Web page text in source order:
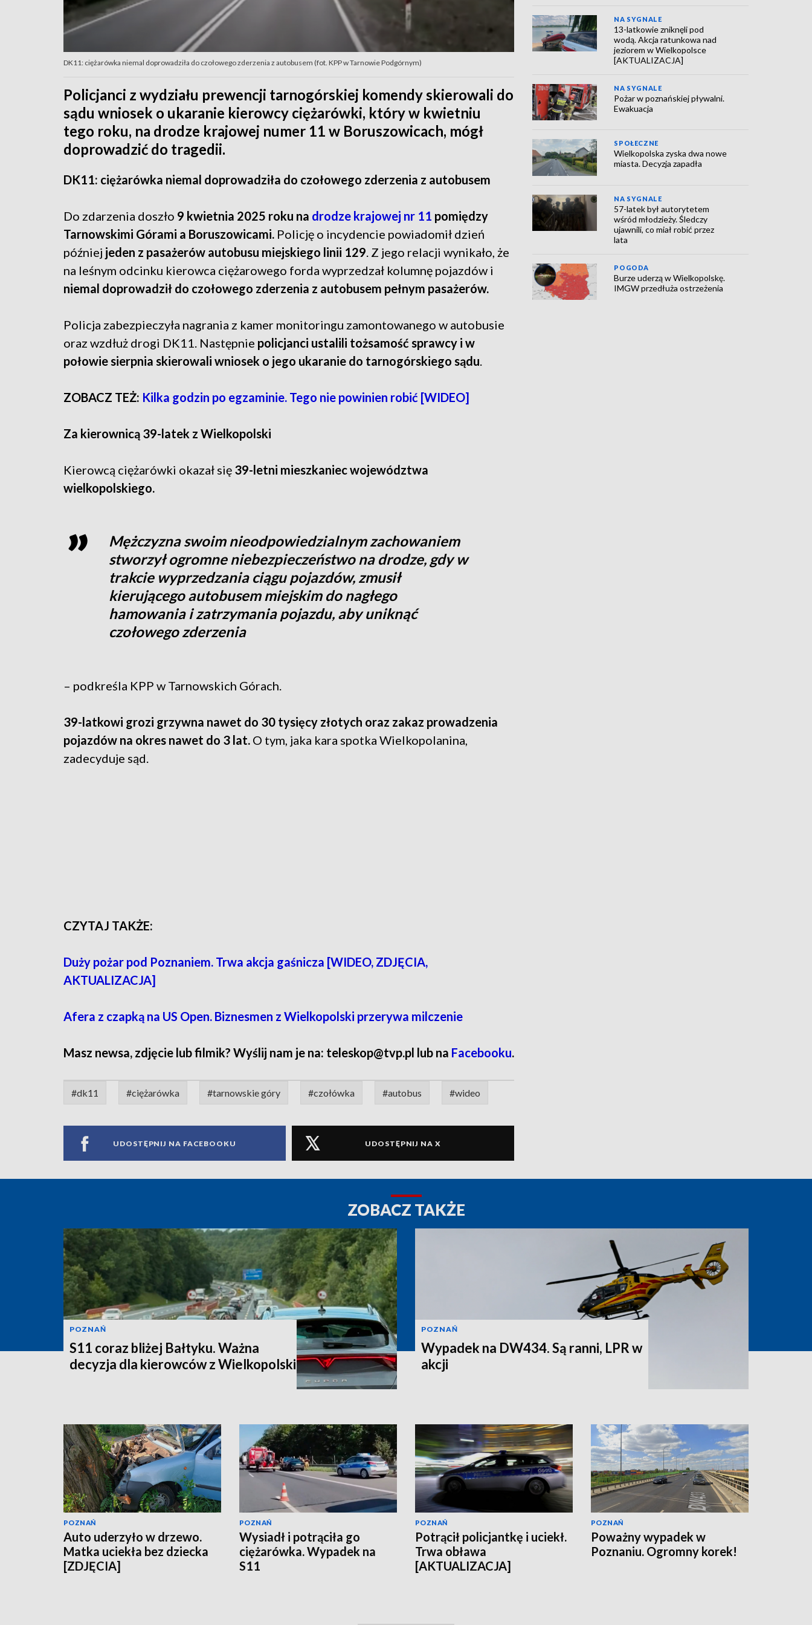
DK11: ciężarówka niemal doprowadziła do czołowego zderzenia z autobusem (fot. KPP w Tarnowie Podgórnym)
Policjanci z wydziału prewencji tarnogórskiej komendy skierowali do
sądu wniosek o ukaranie kierowcy ciężarówki, który w kwietniu
tego roku, na drodze krajowej numer 11 w Boruszowicach, mógł
doprowadzić do tragedii.
DK11: ciężarówka niemal doprowadziła do czołowego zderzenia z autobusem
Do zdarzenia doszło 9 kwietnia 2025 roku na drodze krajowej nr 11 pomiędzy
Tarnowskimi Górami a Boruszowicami. Policję o incydencie powiadomił dzień
później jeden z pasażerów autobusu miejskiego linii 129. Z jego relacji wynikało, że
na leśnym odcinku kierowca ciężarowego forda wyprzedzał kolumnę pojazdów i
niemal doprowadził do czołowego zderzenia z autobusem pełnym pasażerów.
Policja zabezpieczyła nagrania z kamer monitoringu zamontowanego w autobusie
oraz wzdłuż drogi DK11. Następnie policjanci ustalili tożsamość sprawcy i w
połowie sierpnia skierowali wniosek o jego ukaranie do tarnogórskiego sądu.
ZOBACZ TEŻ: Kilka godzin po egzaminie. Tego nie powinien robić [WIDEO]
Za kierownicą 39-latek z Wielkopolski
Kierowcą ciężarówki okazał się 39-letni mieszkaniec województwa
wielkopolskiego.
Mężczyzna swoim nieodpowiedzialnym zachowaniem
stworzył ogromne niebezpieczeństwo na drodze, gdy w
trakcie wyprzedzania ciągu pojazdów, zmusił
kierującego autobusem miejskim do nagłego
hamowania i zatrzymania pojazdu, aby uniknąć
czołowego zderzenia
– podkreśla KPP w Tarnowskich Górach.
39-latkowi grozi grzywna nawet do 30 tysięcy złotych oraz zakaz prowadzenia
pojazdów na okres nawet do 3 lat. O tym, jaka kara spotka Wielkopolanina,
zadecyduje sąd.
CZYTAJ TAKŻE:
Duży pożar pod Poznaniem. Trwa akcja gaśnicza [WIDEO, ZDJĘCIA,
AKTUALIZACJA]
Afera z czapką na US Open. Biznesmen z Wielkopolski przerywa milczenie
Masz newsa, zdjęcie lub filmik? Wyślij nam je na: teleskop@tvp.pl lub na Facebooku.
#dk11 #ciężarówka #tarnowskie góry #czołówka #autobus #wideo
UDOSTĘPNIJ NA FACEBOOKU UDOSTĘPNIJ NA X
NA SYGNALE
13-latkowie zniknęli pod
wodą. Akcja ratunkowa nad
jeziorem w Wielkopolsce
[AKTUALIZACJA]
NA SYGNALE
Pożar w poznańskiej pływalni.
Ewakuacja
SPOŁECZNE
Wielkopolska zyska dwa nowe
miasta. Decyzja zapadła
NA SYGNALE
57-latek był autorytetem
wśród młodzieży. Śledczy
ujawnili, co miał robić przez
lata
POGODA
Burze uderzą w Wielkopolskę.
IMGW przedłuża ostrzeżenia
ZOBACZ TAKŻE
POZNAŃ
S11 coraz bliżej Bałtyku. Ważna
decyzja dla kierowców z Wielkopolski
POZNAŃ
Wypadek na DW434. Są ranni, LPR w
akcji
POZNAŃ
Auto uderzyło w drzewo.
Matka uciekła bez dziecka
[ZDJĘCIA]
POZNAŃ
Wysiadł i potrąciła go
ciężarówka. Wypadek na
S11
POZNAŃ
Potrącił policjantkę i uciekł.
Trwa obława
[AKTUALIZACJA]
POZNAŃ
Poważny wypadek w
Poznaniu. Ogromny korek!